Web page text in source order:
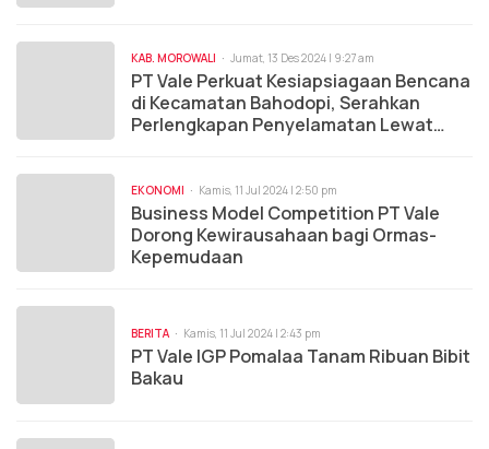
KAB. MOROWALI Jumat, 13 Des 2024 | 9:27 am
PT Vale Perkuat Kesiapsiagaan Bencana
di Kecamatan Bahodopi, Serahkan
Perlengkapan Penyelamatan Lewat
EKONOMI Kamis, 11 Jul 2024 | 2:50 pm
Business Model Competition PT Vale
Dorong Kewirausahaan bagi Ormas-
Kepemudaan
BERITA Kamis, 11 Jul 2024 | 2:43 pm
PT Vale IGP Pomalaa Tanam Ribuan Bibit
Bakau